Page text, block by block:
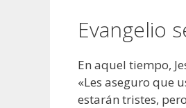
Evangelio
En aquel tiempo,
«Les aseguro que
estarán tristes,